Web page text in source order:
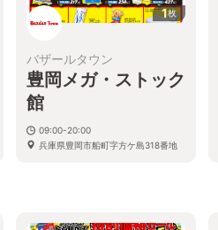
1枚
バザールタウン
豊岡メガ・ストック
館
09:00-20:00
兵庫県豊岡市船町字方ケ島318番地